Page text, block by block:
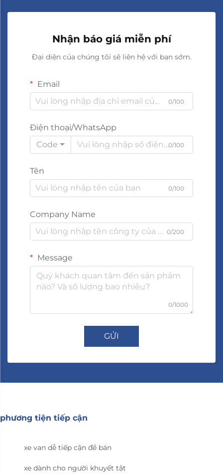
Nhận báo giá miễn phí
Đại diện của chúng tôi sẽ liên hệ với bạn sớm.
Email
0/100
Điện thoại/WhatsApp
Code
0/100
Tên
0/100
Company Name
0/200
Message
0/1000
GỬI
phương tiện tiếp cận
xe van dễ tiếp cận để bán
xe dành cho người khuyết tật